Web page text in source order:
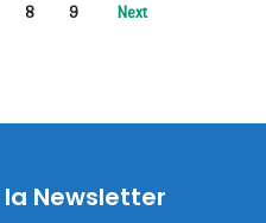
8 9 Next
Newsletter